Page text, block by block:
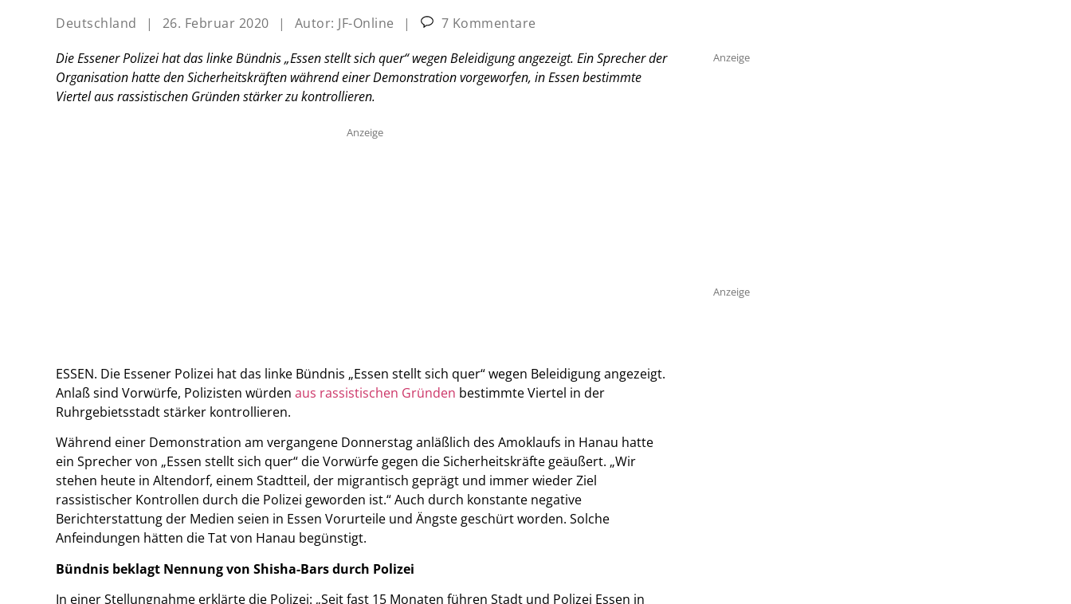
Deutschland | 26. Februar 2020 | Autor: JF-Online |
7 Kommentare
Die Essener Polizei hat das linke Bündnis „Essen stellt sich quer“ wegen Beleidigung angezeigt. Ein Sprecher der
Organisation hatte den Sicherheitskräften während einer Demonstration vorgeworfen, in Essen bestimmte
Viertel aus rassistischen Gründen stärker zu kontrollieren.
Anzeige
ESSEN. Die Essener Polizei hat das linke Bündnis „Essen stellt sich quer“ wegen Beleidigung angezeigt.
Anlaß sind Vorwürfe, Polizisten würden aus rassistischen Gründen bestimmte Viertel in der
Ruhrgebietsstadt stärker kontrollieren.
Während einer Demonstration am vergangene Donnerstag anläßlich des Amoklaufs in Hanau hatte
ein Sprecher von „Essen stellt sich quer“ die Vorwürfe gegen die Sicherheitskräfte geäußert. „Wir
stehen heute in Altendorf, einem Stadtteil, der migrantisch geprägt und immer wieder Ziel
rassistischer Kontrollen durch die Polizei geworden ist.“ Auch durch konstante negative
Berichterstattung der Medien seien in Essen Vorurteile und Ängste geschürt worden. Solche
Anfeindungen hätten die Tat von Hanau begünstigt.
Bündnis beklagt Nennung von Shisha-Bars durch Polizei
In einer Stellungnahme erklärte die Polizei: „Seit fast 15 Monaten führen Stadt und Polizei Essen in
Anzeige
Anzeige